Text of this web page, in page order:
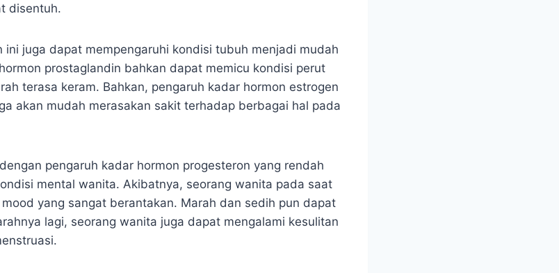
disentuh.
ini juga dapat mempengaruhi kondisi tubuh menjadi mudah
prostaglandin bahkan dapat memicu kondisi perut
terasa keram. Bahkan, pengaruh kadar hormon estrogen
akan mudah merasakan sakit terhadap berbagai hal pada
pengaruh kadar hormon progesteron yang rendah
mental wanita. Akibatnya, seorang wanita pada saat
yang sangat berantakan. Marah dan sedih pun dapat
lagi, seorang wanita juga dapat mengalami kesulitan